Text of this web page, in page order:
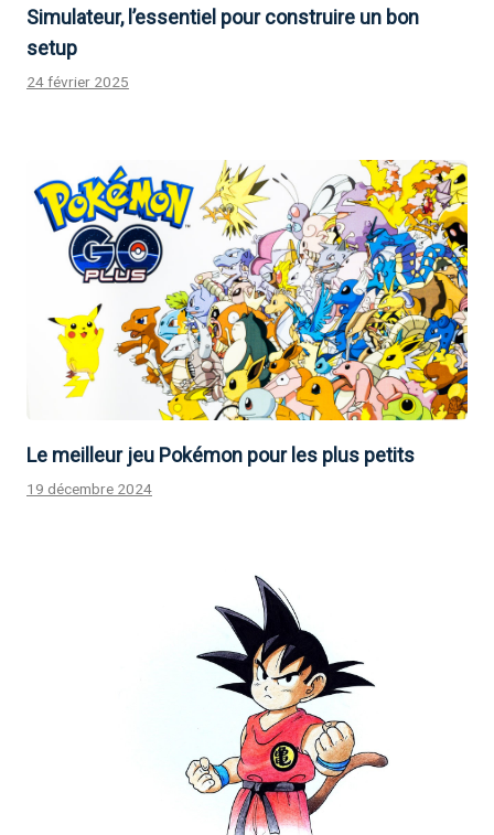
Simulateur, l’essentiel pour construire un bon
setup
24 février 2025
Le meilleur jeu Pokémon pour les plus petits
19 décembre 2024